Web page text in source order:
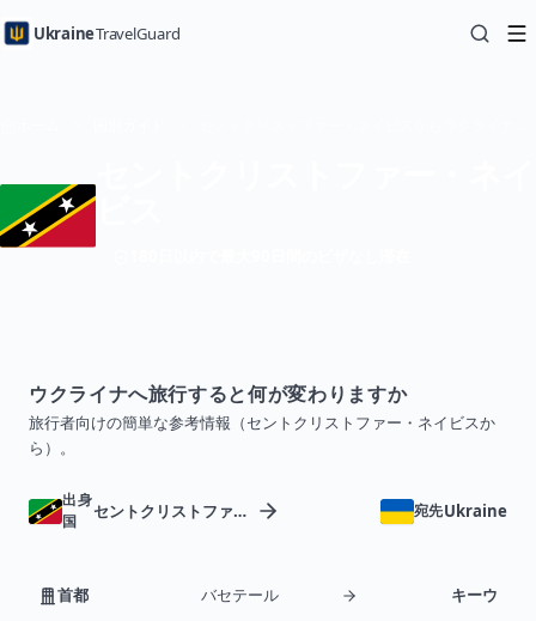
UkraineTravelGuard
ウクライナへ旅行すると何が変わりますか
旅行者向けの簡単な参考情報（セントクリストファー・ネイビスか
ら）。
出身
国
セントクリストファー・ネイビス 宛先Ukraine
首都 バセテール キーウ